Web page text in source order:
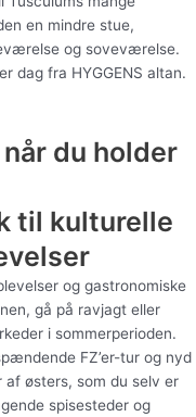
en mindre stue,
og soveværelse.
dag fra HYGGENS altan.
du holder
til kulturelle
og gastronomiske
gå på ravjagt eller
i sommerperioden.
FZ’er-tur og nyd
af østers, som du selv er
spisesteder og